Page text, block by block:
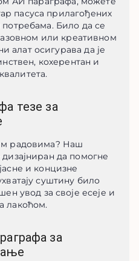
пасуса прилагођених
Било да се
или креативном
алат осигурава да је
кохерентан и
тезе за
радовима? Наш
да помогне
и концизне
суштину било
увод за своје есеје и
лакоћом.
за